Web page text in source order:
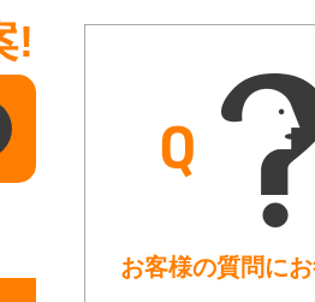
!
お客様の質問に